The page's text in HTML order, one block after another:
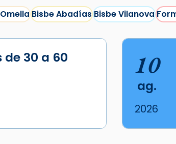
Bisbe AbadíasBisbe Vilanova
30 a 60
10
ag.
2026